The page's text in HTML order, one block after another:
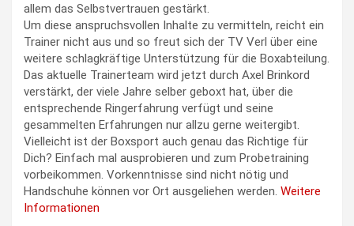
allem das Selbstvertrauen gestärkt.
Um diese anspruchsvollen Inhalte zu vermitteln, reicht ein
Trainer nicht aus und so freut sich der TV Verl über eine
weitere schlagkräftige Unterstützung für die Boxabteilung.
Das aktuelle Trainerteam wird jetzt durch Axel Brinkord
verstärkt, der viele Jahre selber geboxt hat, über die
entsprechende Ringerfahrung verfügt und seine
gesammelten Erfahrungen nur allzu gerne weitergibt.
Vielleicht ist der Boxsport auch genau das Richtige für
Dich? Einfach mal ausprobieren und zum Probetraining
vorbeikommen. Vorkenntnisse sind nicht nötig und
Handschuhe können vor Ort ausgeliehen werden. Weitere
Informationen